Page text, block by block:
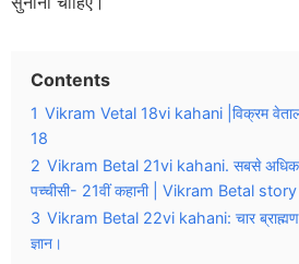
Contents
1 Vikram Vetal 18vi kahani |विक्रम वेताल
18
2 Vikram Betal 21vi kahani. सबसे अधिक
पच्चीसी- 21वीं कहानी | Vikram Betal
3 Vikram Betal 22vi kahani: चार ब्राह्मण
ज्ञान।